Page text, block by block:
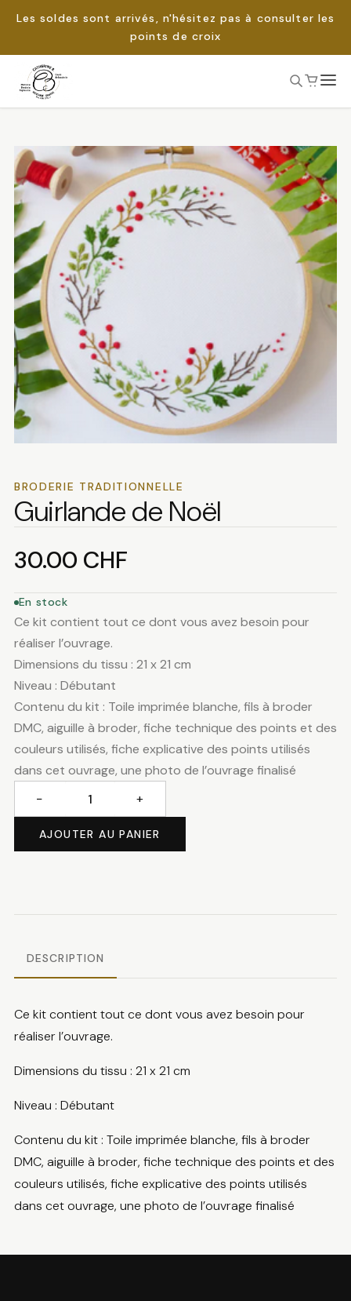
Les soldes sont arrivés, n'hésitez pas à consulter les
points de croix
Passer
BRODERIE TRADITIONNELLE
Guirlande de Noël
30.00 CHF
En stock
Ce kit contient tout ce dont vous avez besoin pour
réaliser l’ouvrage.
Dimensions du tissu : 21 x 21 cm
Niveau : Débutant
Contenu du kit : Toile imprimée blanche, fils à broder
DMC, aiguille à broder, fiche technique des points et des
couleurs utilisés, fiche explicative des points utilisés
dans cet ouvrage, une photo de l’ouvrage finalisé
Guirlande
− +
AJOUTER AU PANIER
DESCRIPTION
Ce kit contient tout ce dont vous avez besoin pour
réaliser l’ouvrage.
Dimensions du tissu : 21 x 21 cm
Niveau : Débutant
Contenu du kit : Toile imprimée blanche, fils à broder
DMC, aiguille à broder, fiche technique des points et des
couleurs utilisés, fiche explicative des points utilisés
dans cet ouvrage, une photo de l’ouvrage finalisé